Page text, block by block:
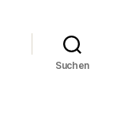
Suchen